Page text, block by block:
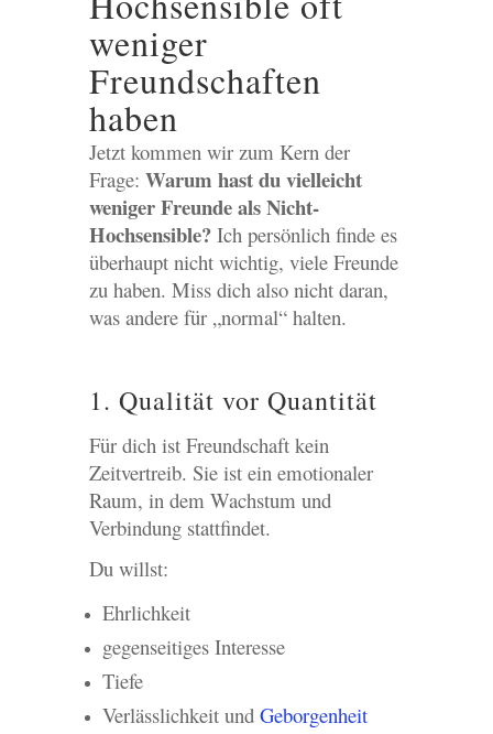
weniger
Freundschaften
haben
Jetzt kommen wir zum Kern der
Frage: Warum hast du vielleicht
weniger Freunde als Nicht-
Hochsensible? Ich persönlich finde es
überhaupt nicht wichtig, viele Freunde
zu haben. Miss dich also nicht daran,
was andere für „normal“ halten.
1. Qualität vor Quantität
Für dich ist Freundschaft kein
Zeitvertreib. Sie ist ein emotionaler
Raum, in dem Wachstum und
Verbindung stattfindet.
Du willst:
Ehrlichkeit
gegenseitiges Interesse
Tiefe
Verlässlichkeit und Geborgenheit